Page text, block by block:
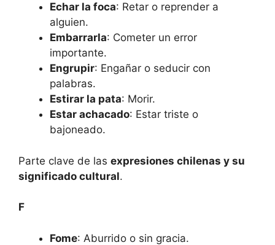
Echar la foca: Retar o reprender a
alguien.
Embarrarla: Cometer un error
importante.
Engrupir: Engañar o seducir con
palabras.
Estirar la pata: Morir.
Estar achacado: Estar triste o
bajoneado.
Parte clave de las expresiones chilenas y su
significado cultural.
F
Fome: Aburrido o sin gracia.